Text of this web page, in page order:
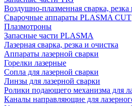
Воздушно-плазменная сварка, резка
Сварочные аппараты PLASMA CUT
Плазмотроны
Запасные части PLASMA
Лазерная сварка, резка и очистка
Аппараты лазерной сварки
Горелки лазерные
Сопла для лазерной сварки
Линзы для лазерной сварки
Ролики подающего механизма для
Каналы направляющие для